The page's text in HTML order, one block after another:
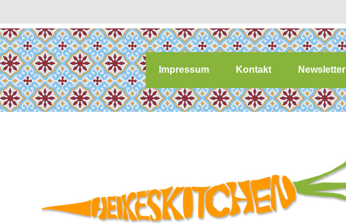
Impressum Kontakt Newsletter